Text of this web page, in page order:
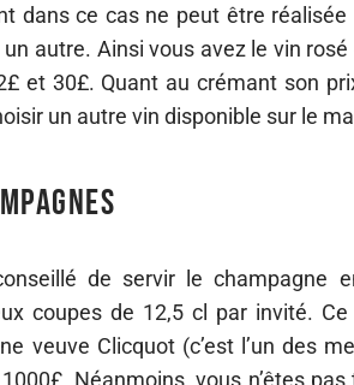
dans ce cas ne peut être
un autre. Ainsi vous avez le vin
et 30£. Quant au crémant son
un autre vin disponible sur le
de servir le champagne
coupes de 12,5 cl par invité.
veuve Clicquot (c’est l’un des
Néanmoins, vous n’êtes